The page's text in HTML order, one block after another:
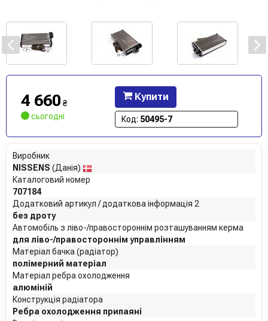
4 660 ₴
сьогодні
Купити
Код: 50495-7
Виробник
NISSENS (Данія)
Каталоговий номер
707184
Додатковий артикул / додаткова інформація 2
без дроту
Автомобіль з ліво-/правостороннім розташуванням керма
для ліво-/правостороннім управлінням
Матеріал бачка (радіатор)
полімерний матеріал
Матеріал ребра охолодження
алюміній
Конструкція радіатора
Ребра охолодження припаяні